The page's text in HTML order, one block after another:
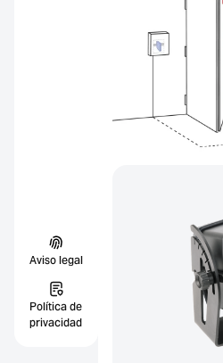
Aviso legal
Política de
privacidad